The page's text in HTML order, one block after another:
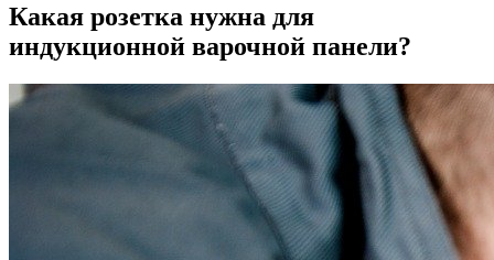
Какая розетка нужна для
индукционной варочной панели?